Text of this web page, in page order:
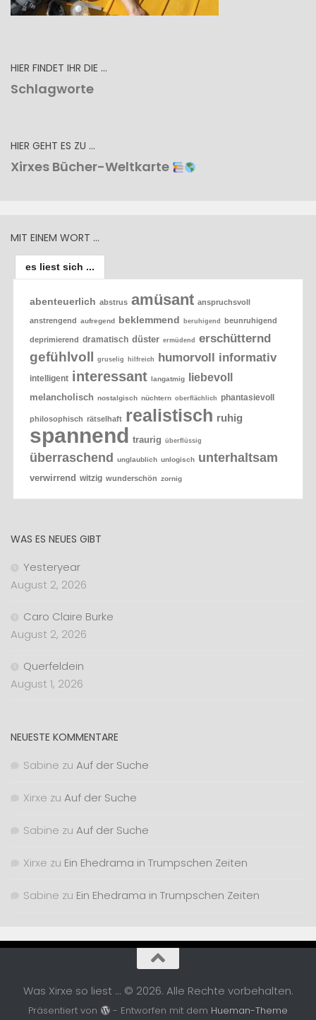
HIER FINDET IHR DIE …
Schlagworte
HIER GEHT ES ZU …
Xirxes Bücher-Weltkarte
MIT EINEM WORT …
es liest sich ...
abenteuerlich abstrus amüsant anspruchsvoll
anstrengend aufregend beklemmend beruhigend beunruhigend
deprimierend dramatisch düster ermüdend erschütternd
gefühlvoll gruselig hilfreich humorvoll informativ
intelligent interessant langatmig liebevoll
melancholisch nostalgisch nüchtern oberflächlich phantasievoll
philosophisch rätselhaft realistisch ruhig
spannend traurig überflüssig
überraschend unglaublich unlogisch unterhaltsam
verwirrend witzig wunderschön zornig
WAS ES NEUES GIBT
Yesteryear
August 2, 2026
Caro Claire Burke
August 2, 2026
Querfeldein
August 1, 2026
NEUESTE KOMMENTARE
Sabine zu Auf der Suche
Xirxe zu Auf der Suche
Sabine zu Auf der Suche
Xirxe zu Ein Ehedrama in Trumpschen Zeiten
Sabine zu Ein Ehedrama in Trumpschen Zeiten
Was Xirxe so liest ... © 2026. Alle Rechte vorbehalten.
Präsentiert von - Entworfen mit dem Hueman-Theme